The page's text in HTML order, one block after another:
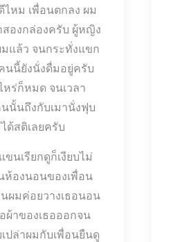
ไหม เพื่อนตกลง ผม
สองกล่องครับ ผู้หญิง
แล้ว จนกระทั่งแขก
นี้ยังนั่งดื่มอยู่ครับ
หร่ก็หมด จนเวลา
นั้นถึงกับเมานั่งฟุบ
ด้สติเลยครับ
นเรียกดูก็เงียบไม่
ห้องนอนของเพื่อน
ผมค่อยวางเธอนอน
ผ้าของเธอออกจน
ปล่าผมกับเพื่อนยืนดู